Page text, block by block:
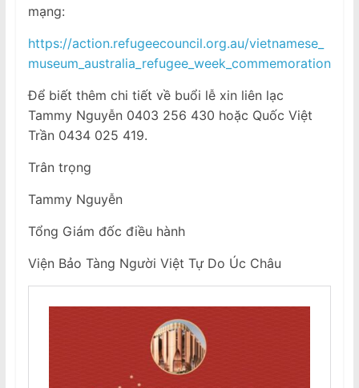
mạng:
https://action.refugeecouncil.org.au/vietnamese_
museum_australia_refugee_week_commemoration
Để biết thêm chi tiết về buổi lễ xin liên lạc
Tammy Nguyễn 0403 256 430 hoặc Quốc Việt
Trần 0434 025 419.
Trân trọng
Tammy Nguyễn
Tổng Giám đốc điều hành
Viện Bảo Tàng Người Việt Tự Do Úc Châu